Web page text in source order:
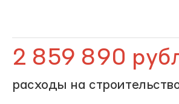
2 859 890
расходы на